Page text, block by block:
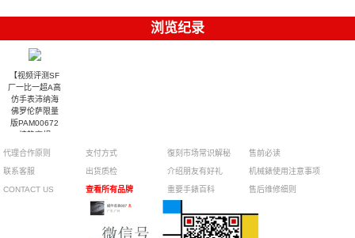
浏览纪录
【视频评测SF
厂一比一超A高
仿手表沛纳海
佛罗伦萨限量
版PAM00672
惊艳亮相
代理合作原则
联系客服
CONTACT US
支付方式
出货质检
查看所有品牌
復刻市场常识解秘
介绍朋友有好礼
重要手錶百科
售前必读
机械錶使用注意事项
售后维修细则